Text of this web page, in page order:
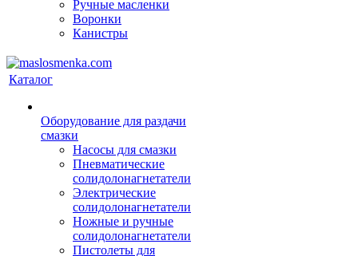
Ручные масленки
Воронки
Канистры
Каталог
Оборудование для раздачи
смазки
Насосы для смазки
Пневматические
солидолонагнетатели
Электрические
солидолонагнетатели
Ножные и ручные
солидолонагнетатели
Пистолеты для